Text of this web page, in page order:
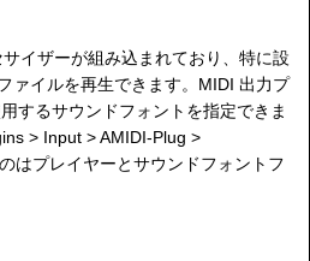
イザーが組み込まれており、特に設
ァイルを再生できます。MIDI 出力プ
するサウンドフォントを指定できま
> Input > AMIDI-Plug >
はプレイヤーとサウンドフォントフ